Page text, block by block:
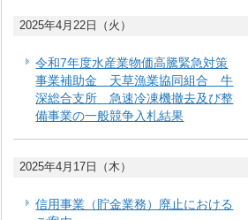
2025年4月22日（火）
令和7年度水産業物価高騰緊急対策
事業補助金 天草漁業協同組合 牛
深総合支所 急速冷凍機撤去及び整
備事業の一般競争入札結果
2025年4月17日（木）
信用事業（貯金業務）廃止における